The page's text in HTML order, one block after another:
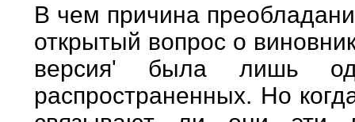
В чем причина
открытый вопрос о
версия' была лишь
распространенных. Но